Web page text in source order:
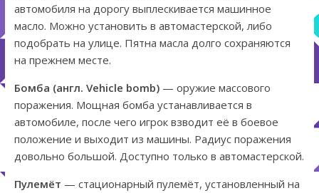
автомобиля на дорогу выплескивается машинное
масло. Можно установить в автомастерской, либо
подобрать на улице. Пятна масла долго сохраняются
на прежнем месте.
Бомба (англ. Vehicle bomb)— оружие массового
поражения. Мощная бомба устанавливается в
автомобиле, после чего игрок взводит её в боевое
положение и выходит из машины. Радиус поражения
довольно большой. Доступно только в автомастерской.
Пулемёт — стационарный пулемёт, установленный на